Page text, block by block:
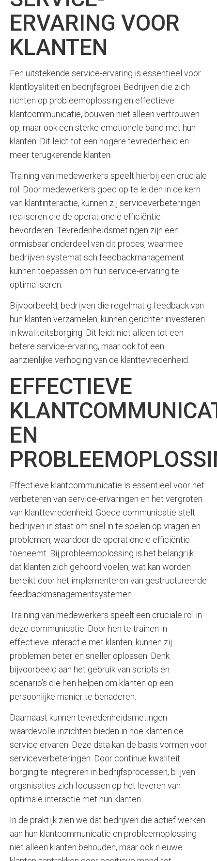
ERVARING VOOR
KLANTEN
Een uitstekende service-ervaring is essentieel voor
klantloyaliteit en bedrijfsgroei. Bedrijven die zich
richten op probleemoplossing en effectieve
klantcommunicatie, bouwen niet alleen vertrouwen
op, maar ook een sterke emotionele band met hun
klanten. Dit leidt tot een hogere tevredenheid en
meer terugkerende klanten.
Training van medewerkers speelt hierbij een cruciale
rol. Door medewerkers goed op te leiden in de kern
van klantinteractie, kunnen zij serviceverbeteringen
realiseren die de operationele efficiëntie
bevorderen. Tevredenheidsmetingen zijn een
onmisbaar onderdeel van dit proces, waarmee
bedrijven systematisch feedbackmanagement
kunnen toepassen om hun service-ervaring te
optimaliseren.
Bijvoorbeeld, bedrijven die regelmatig feedback van
hun klanten verzamelen, kunnen gerichter investeren
in kwaliteitsborging. Dit leidt niet alleen tot een
betere service-ervaring, maar ook tot een
aanzienlijke verhoging van de klanttevredenheid.
EFFECTIEVE
EN
Effectieve klantcommunicatie is essentieel voor het
verbeteren van service-ervaringen en het vergroten
van klanttevredenheid. Goede communicatie stelt
bedrijven in staat om snel in te spelen op vragen en
problemen, waardoor de operationele efficiëntie
toeneemt. Bij probleemoplossing is het belangrijk
dat klanten zich gehoord voelen, wat kan worden
bereikt door het implementeren van gestructureerde
feedbackmanagementsystemen.
Training van medewerkers speelt een cruciale rol in
deze communicatie. Door hen te trainen in
effectieve interactie met klanten, kunnen zij
problemen beter en sneller oplossen. Denk
bijvoorbeeld aan het gebruik van scripts en
scenario’s die hen helpen om klanten op een
persoonlijke manier te benaderen.
Daarnaast kunnen tevredenheidsmetingen
waardevolle inzichten bieden in hoe klanten de
service ervaren. Deze data kan de basis vormen voor
serviceverbeteringen. Door continue kwaliteit
borging te integreren in bedrijfsprocessen, blijven
organisaties zich focussen op het leveren van
optimale interactie met hun klanten.
In de praktijk zien we dat bedrijven die actief werken
aan hun klantcommunicatie en probleemoplossing
niet alleen klanten behouden, maar ook nieuwe